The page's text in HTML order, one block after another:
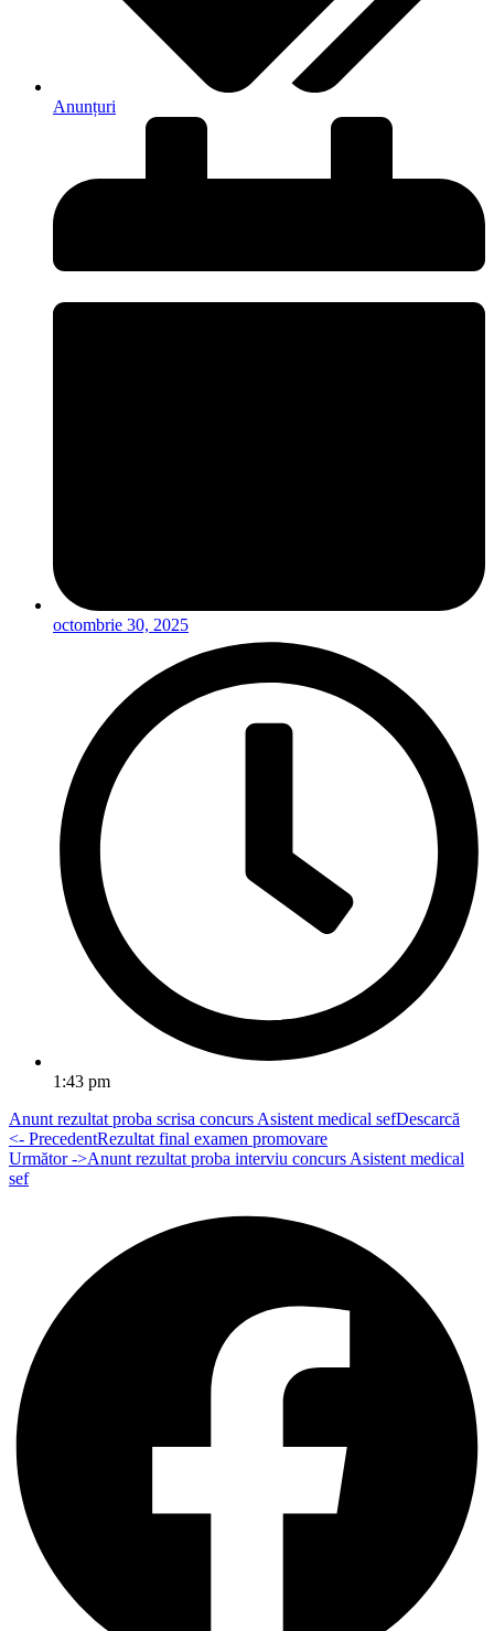
Anunțuri
octombrie 30, 2025
1:43 pm
Anunt rezultat proba scrisa concurs Asistent medical sefDescarcă
<- PrecedentRezultat final examen promovare
Următor ->Anunt rezultat proba interviu concurs Asistent medical
sef